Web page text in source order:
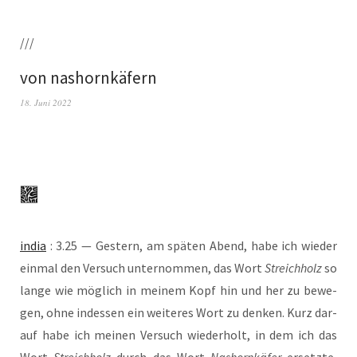
///
von nashornkäfern
18. Juni 2022
india : 3.25 — Ges­tern, am spä­ten Abend, habe ich wie­der
ein­mal den Ver­such unter­nom­men, das Wort Streich­holzso
lan­ge wie mög­lich in mei­nem Kopf hin und her zu bewe­
gen, ohne indes­sen ein wei­te­res Wort zu den­ken. Kurz dar­
auf habe ich mei­nen Ver­such wie­der­holt, in dem ich das